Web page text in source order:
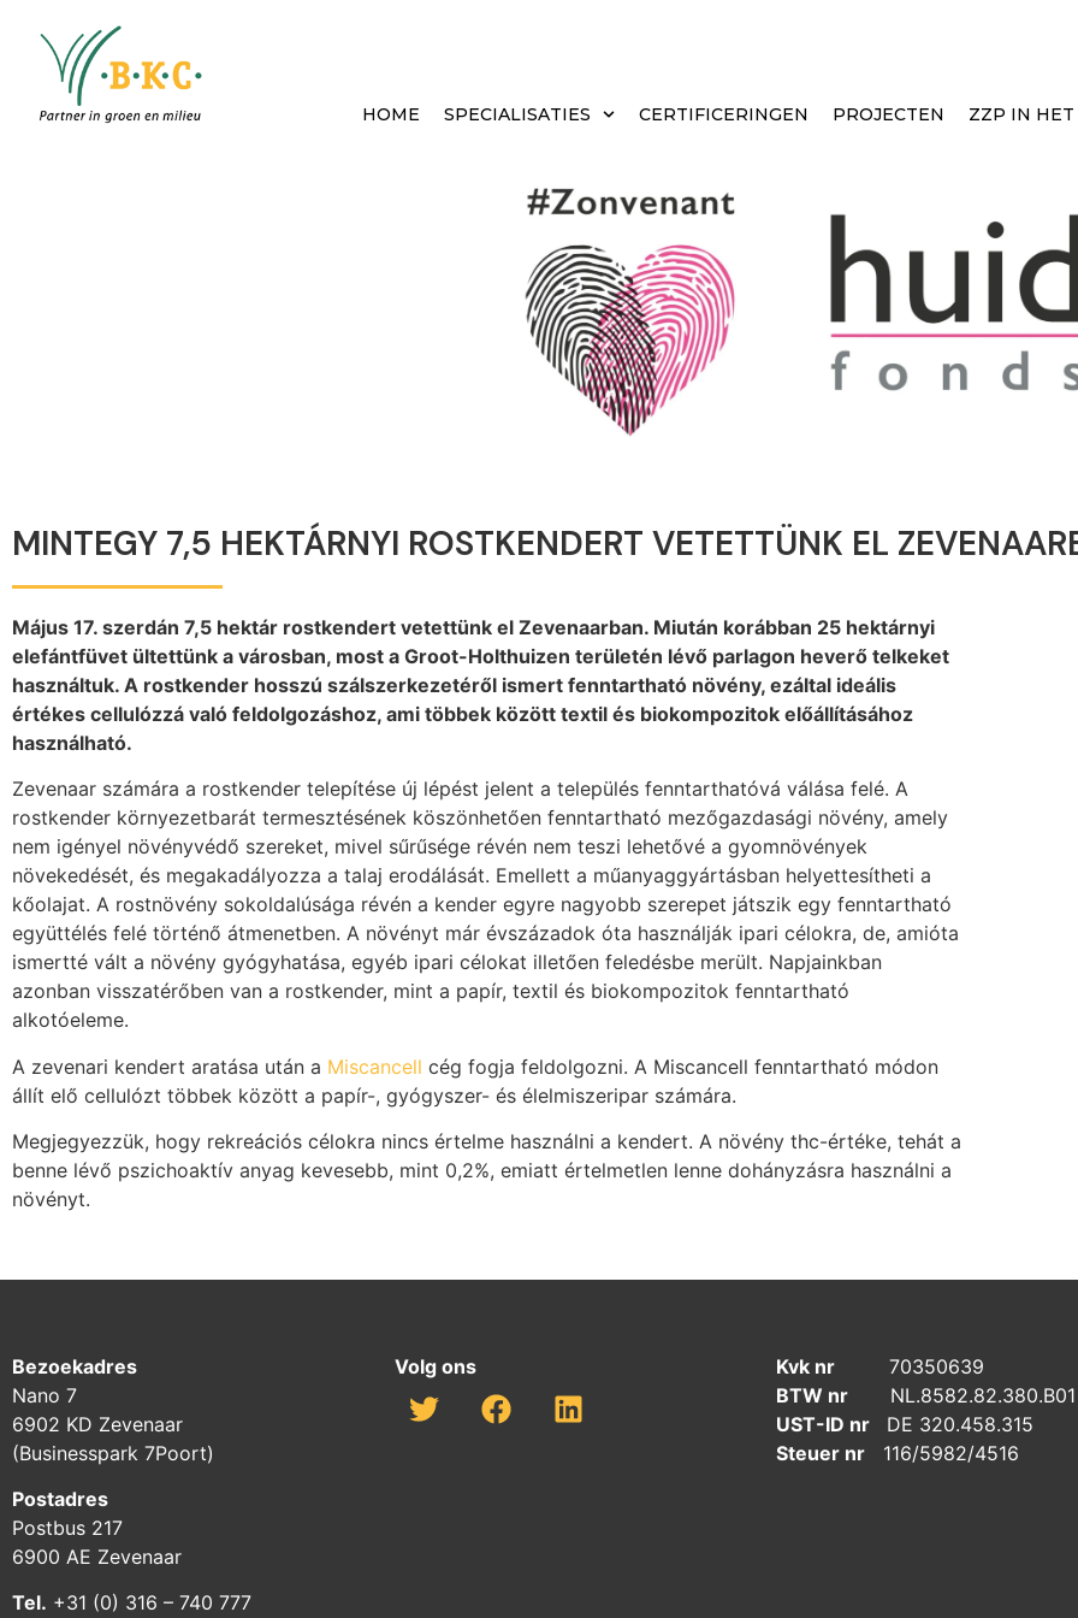
HOME SPECIALISATIES CERTIFICERINGEN PROJECTEN ZZP IN HET
Nieuws
MINTEGY 7,5 HEKTÁRNYI ROSTKENDERT VETETTÜNK EL
Május 17. szerdán 7,5 hektár rostkendert vetettünk el Zevenaarban. Miután korábban 25 hektárnyi
elefántfüvet ültettünk a városban, most a Groot-Holthuizen területén lévő parlagon heverő telkeket
használtuk. A rostkender hosszú szálszerkezetéről ismert fenntartható növény, ezáltal ideális
értékes cellulózzá való feldolgozáshoz, ami többek között textil és biokompozitok előállításához
használható.
Zevenaar számára a rostkender telepítése új lépést jelent a település fenntarthatóvá válása felé. A
rostkender környezetbarát termesztésének köszönhetően fenntartható mezőgazdasági növény, amely
nem igényel növényvédő szereket, mivel sűrűsége révén nem teszi lehetővé a gyomnövények
növekedését, és megakadályozza a talaj erodálását. Emellett a műanyaggyártásban helyettesítheti a
kőolajat. A rostnövény sokoldalúsága révén a kender egyre nagyobb szerepet játszik egy fenntartható
együttélés felé történő átmenetben. A növényt már évszázadok óta használják ipari célokra, de, amióta
ismertté vált a növény gyógyhatása, egyéb ipari célokat illetően feledésbe merült. Napjainkban
azonban visszatérőben van a rostkender, mint a papír, textil és biokompozitok fenntartható
alkotóeleme.
A zevenari kendert aratása után a Miscancell cég fogja feldolgozni. A Miscancell fenntartható módon
állít elő cellulózt többek között a papír-, gyógyszer- és élelmiszeripar számára.
Megjegyezzük, hogy rekreációs célokra nincs értelme használni a kendert. A növény thc-értéke, tehát a
benne lévő pszichoaktív anyag kevesebb, mint 0,2%, emiatt értelmetlen lenne dohányzásra használni a
növényt.
Bezoekadres
Nano 7
6902 KD Zevenaar
(Businesspark 7Poort)
Postadres
Postbus 217
6900 AE Zevenaar
Tel. +31 (0) 316 – 740 777
Volg ons Kvk nr 70350639
BTW nr NL.8582.82.380.B01
UST-ID nr
DE 320.458.315
Steuer nr 116/5982/4516